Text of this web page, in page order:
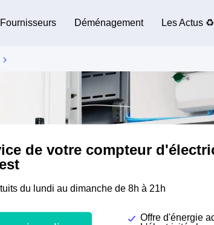
Fournisseurs Déménagement Les Actus ♻️